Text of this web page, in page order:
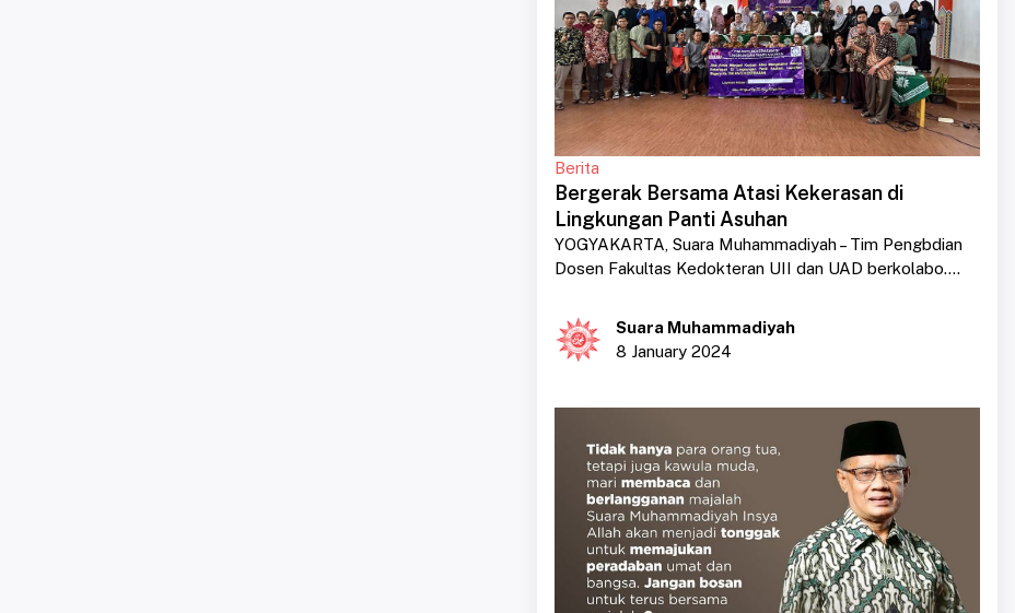
Berita
Bergerak Bersama Atasi Kekerasan di
Lingkungan Panti Asuhan
YOGYAKARTA, Suara Muhammadiyah – Tim Pengbdian
Dosen Fakultas Kedokteran UII dan UAD berkolabo....
Suara Muhammadiyah
8 January 2024